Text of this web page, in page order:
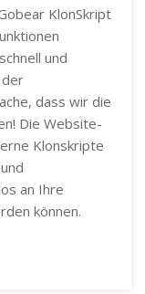
KlonSkript
und
dass wir die
Die Website-
Klonskripte
an Ihre
können.